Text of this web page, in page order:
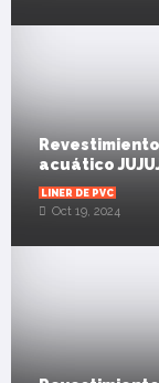
acuático
LINER DE PVC
Oct 19, 2024